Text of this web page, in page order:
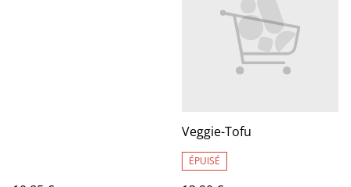
Veggie-Tofu
ÉPUISÉ